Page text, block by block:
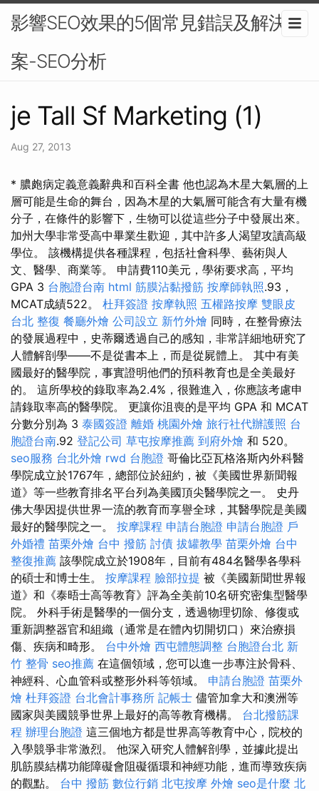
影響SEO效果的5個常見錯誤及解決方
案-SEO分析
je Tall Sf Marketing (1)
Aug 27, 2013
* 膿皰病定義意義辭典和百科全書 他也認為木星大氣層的上
層可能是生命的舞台，因為木星的大氣層可能含有大量有機
分子，在條件的影響下，生物可以從這些分子中發展出來。
加州大學非常受高中畢業生歡迎，其中許多人渴望攻讀高級
學位。 該機構提供各種課程，包括社會科學、藝術與人
文、醫學、商業等。 申請費110美元，學術要求高，平均
GPA 3 台胞證台南 html 筋膜沾黏撥筋 按摩師執照.93，
MCAT成績522。 杜拜簽證 按摩執照 五權路按摩 雙眼皮
台北 整復 餐廳外燴 公司設立 新竹外燴 同時，在整骨療法
的發展過程中，史蒂爾透過自己的感知，非常詳細地研究了
人體解剖學——不是從書本上，而是從屍體上。 其中有美
國最好的醫學院，事實證明他們的預科教育也是全美最好
的。 這所學校的錄取率為2.4%，很難進入，你應該考慮申
請錄取率高的醫學院。 更讓你沮喪的是平均 GPA 和 MCAT
分數分別為 3 泰國簽證 離婚 桃園外燴 旅行社代辦護照 台
胞證台南.92 登記公司 草屯按摩推薦 到府外燴 和 520。
seo服務 台北外燴 rwd 台胞證 哥倫比亞瓦格洛斯內外科醫
學院成立於1767年，總部位於紐約，被《美國世界新聞報
道》等一些教育排名平台列為美國頂尖醫學院之一。 史丹
佛大學因提供世界一流的教育而享譽全球，其醫學院是美國
最好的醫學院之一。 按摩課程 申請台胞證 申請台胞證 戶
外婚禮 苗栗外燴 台中 撥筋 討債 拔罐教學 苗栗外燴 台中
整復推薦 該學院成立於1908年，目前有484名醫學各學科
的碩士和博士生。 按摩課程 臉部拉提 被《美國新聞世界報
道》和《泰晤士高等教育》評為全美前10名研究密集型醫學
院。 外科手術是醫學的一個分支，透過物理切除、修復或
重新調整器官和組織（通常是在體內切開切口）來治療損
傷、疾病和畸形。 台中外燴 西屯體態調整 台胞證台北 新
竹 整骨 seo推薦 在這個領域，您可以進一步專注於骨科、
神經科、心血管科或整形外科等領域。 申請台胞證 苗栗外
燴 杜拜簽證 台北會計事務所 記帳士 儘管加拿大和澳洲等
國家與美國競爭世界上最好的高等教育機構。 台北撥筋課
程 辦理台胞證 這三個地方都是世界高等教育中心，院校的
入學競爭非常激烈。 他深入研究人體解剖學，並據此提出
肌筋膜結構功能障礙會阻礙循環和神經功能，進而導致疾病
的觀點。 台中 撥筋 數位行銷 北屯按摩 外燴 seo是什麼 北